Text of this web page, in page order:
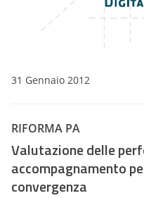
31 Gennaio 2012
RIFORMA PA
Valutazione delle
accompagnamento
convergenza